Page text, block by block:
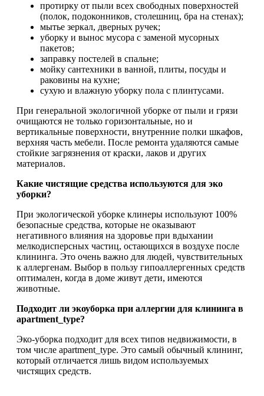
протирку от пыли всех свободных поверхностей
(полок, подоконников, столешниц, бра на стенах);
мытье зеркал, дверных ручек;
уборку и вынос мусора с заменой мусорных
пакетов;
заправку постелей в спальне;
мойку сантехники в ванной, плиты, посуды и
раковины на кухне;
сухую и влажную уборку пола с плинтусами.
При генеральной экологичной уборке от пыли и грязи
очищаются не только горизонтальные, но и
вертикальные поверхности, внутренние полки шкафов,
верхняя часть мебели. После ремонта удаляются самые
стойкие загрязнения от краски, лаков и других
материалов.
Какие чистящие средства используются для эко
уборки?
При экологической уборке клинеры используют 100%
безопасные средства, которые не оказывают
негативного влияния на здоровье при вдыхании
мелкодисперсных частиц, остающихся в воздухе после
клининга. Это очень важно для людей, чувствительных
к аллергенам. Выбор в пользу гипоаллергенных средств
оптимален, когда в доме живут дети, имеются
животные.
Подходит ли экоуборка при аллергии для клининга в
apartment_type?
Эко-уборка подходит для всех типов недвижимости, в
том числе apartment_type. Это самый обычный клининг,
который отличается лишь видом используемых
чистящих средств.